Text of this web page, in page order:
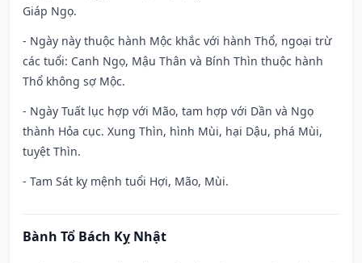
Giáp Ngọ.
- Ngày này thuộc hành Mộc khắc với hành Thổ, ngoại trừ
các tuổi: Canh Ngọ, Mậu Thân và Bính Thìn thuộc hành
Thổ không sợ Mộc.
- Ngày Tuất lục hợp với Mão, tam hợp với Dần và Ngọ
thành Hỏa cục. Xung Thìn, hình Mùi, hại Dậu, phá Mùi,
tuyệt Thìn.
- Tam Sát kỵ mệnh tuổi Hợi, Mão, Mùi.
Bành Tổ Bách Kỵ Nhật